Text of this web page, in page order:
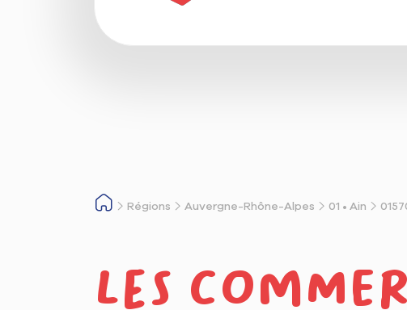
Régions Auvergne-Rhône-Alpes 01 • Ain
Les